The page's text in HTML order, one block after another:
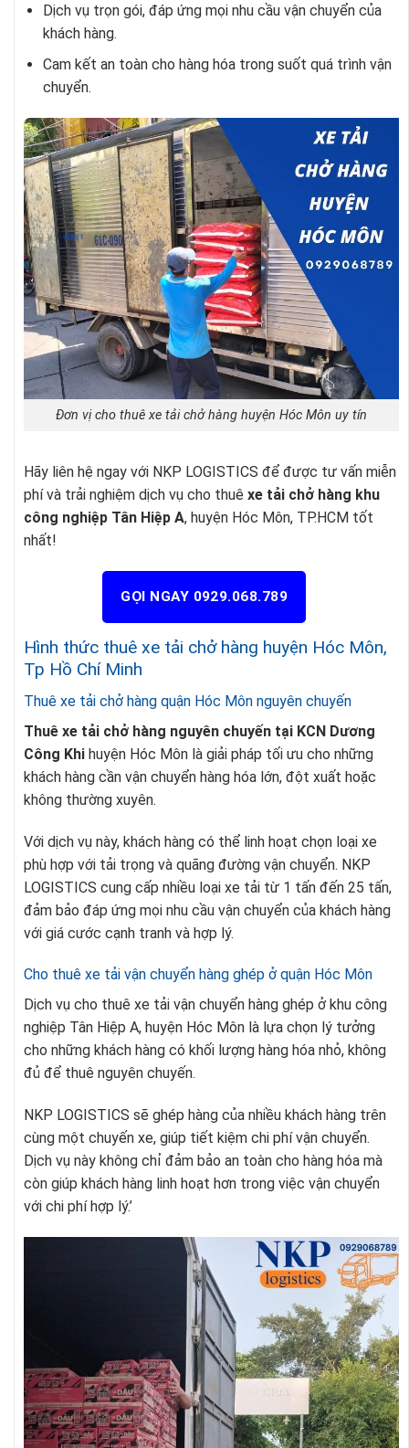
Dịch vụ trọn gói, đáp ứng mọi nhu cầu vận chuyển của
khách hàng.
Cam kết an toàn cho hàng hóa trong suốt quá trình vận
chuyển.
Đơn vị cho thuê xe tải chở hàng huyện Hóc Môn uy tín
Hãy liên hệ ngay với NKP LOGISTICS để được tư vấn miễn
phí và trải nghiệm dịch vụ cho thuê xe tải chở hàng khu
công nghiệp Tân Hiệp A, huyện Hóc Môn, TP.HCM tốt
nhất!
GỌI NGAY 0929.068.789
Hình thức thuê xe tải chở hàng huyện Hóc Môn,
Tp Hồ Chí Minh
Thuê xe tải chở hàng quận Hóc Môn nguyên chuyến
Thuê xe tải chở hàng nguyên chuyến tại KCN Dương
Công Khi huyện Hóc Môn là giải pháp tối ưu cho những
khách hàng cần vận chuyển hàng hóa lớn, đột xuất hoặc
không thường xuyên.
Với dịch vụ này, khách hàng có thể linh hoạt chọn loại xe
phù hợp với tải trọng và quãng đường vận chuyển. NKP
LOGISTICS cung cấp nhiều loại xe tải từ 1 tấn đến 25 tấn,
đảm bảo đáp ứng mọi nhu cầu vận chuyển của khách hàng
với giá cước cạnh tranh và hợp lý.
Cho thuê xe tải vận chuyển hàng ghép ở quận Hóc Môn
Dịch vụ cho thuê xe tải vận chuyển hàng ghép ở khu công
nghiệp Tân Hiệp A, huyện Hóc Môn là lựa chọn lý tưởng
cho những khách hàng có khối lượng hàng hóa nhỏ, không
đủ để thuê nguyên chuyến.
NKP LOGISTICS sẽ ghép hàng của nhiều khách hàng trên
cùng một chuyến xe, giúp tiết kiệm chi phí vận chuyển.
Dịch vụ này không chỉ đảm bảo an toàn cho hàng hóa mà
còn giúp khách hàng linh hoạt hơn trong việc vận chuyển
với chi phí hợp lý.’